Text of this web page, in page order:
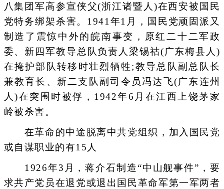
八集团军高参宣侠父(浙江诸暨人)在西安被国民
党特务绑架杀害。1941年1月，国民党顽固派又
制造了震惊中外的皖南事变，原红二十二军政
委、新四军教导总队负责人梁锡祜(广东梅县人)
在掩护部队转移时壮烈牺牲;教导总队副总队长
兼教育长、新二支队副司令员冯达飞(广东连州
人)在突围时被俘，1942年6月在江西上饶茅家
岭被杀害。
在革命的中途脱离中共党组织，加入国民党
或自谋职业的有15人
1926年3月，蒋介石制造“中山舰事件”，要
求共产党员在退党或退出国民革命军第一军两者